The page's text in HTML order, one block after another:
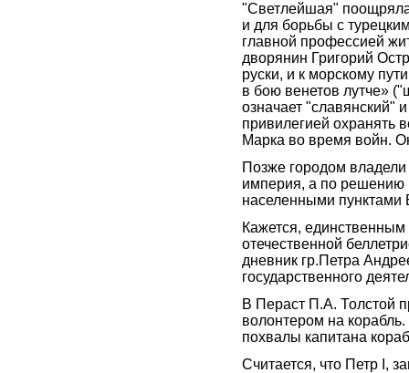
"Светлейшая" поощряла
и для борьбы с
главной профессией
дворянин Григорий
руски, и к морскому
в бою венетов лутче»
означает "славянский"
привилегией охранять
Марка во время войн.
Позже городом
империя, а по решению
населенными пунктами
Кажется,
отечественной
дневник гр.Петра
государственного
В Пераст П.А. Толстой
волонтером на
похвалы капитана
Считается, что Петр I,